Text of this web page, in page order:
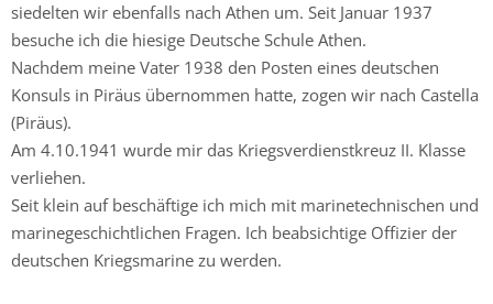
siedelten wir ebenfalls nach Athen um. Seit Januar 1937
besuche ich die hiesige Deutsche Schule Athen.
Nachdem meine Vater 1938 den Posten eines deutschen
Konsuls in Piräus übernommen hatte, zogen wir nach Castella
(Piräus).
Am 4.10.1941 wurde mir das Kriegsverdienstkreuz II. Klasse
verliehen.
Seit klein auf beschäftige ich mich mit marinetechnischen und
marinegeschichtlichen Fragen. Ich beabsichtige Offizier der
deutschen Kriegsmarine zu werden.